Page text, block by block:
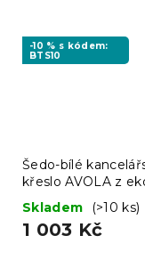
-10 % s kódem:
BTS10
Šedo-bílé
křeslo AVOLA z
kůže
Skladem (>10 ks)
1 003 Kč